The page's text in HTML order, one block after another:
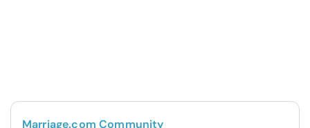
Marriage.com Community